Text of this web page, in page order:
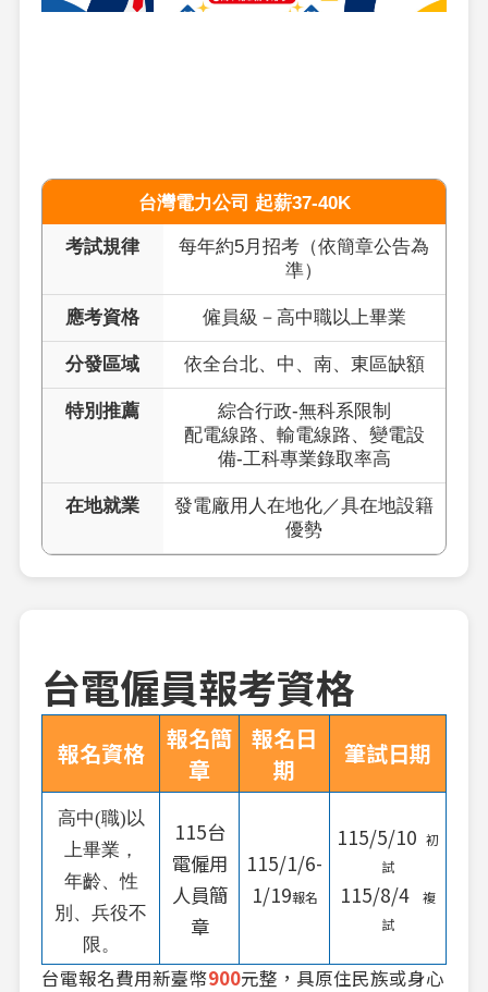
台灣電力公司 起薪37-40K
考試規律
每年約5月招考（依簡章公告為
準）
應考資格 僱員級－高中職以上畢業
分發區域 依全台北、中、南、東區缺額
特別推薦
綜合行政-無科系限制
配電線路、輸電線路、變電設
備-工科專業錄取率高
在地就業
發電廠用人在地化／具在地設籍
優勢
台電僱員報考資格
報名資格
報名簡
章
報名日
期
筆試日期
高中(職)以
上畢業，
年齡、性
別、兵役不
限。
115台
電僱用
人員簡
章
115/1/6-
1/19報名
115/5/10 初
試
115/8/4
複
試
台電報名費用新臺幣900元整，具原住民族或身心